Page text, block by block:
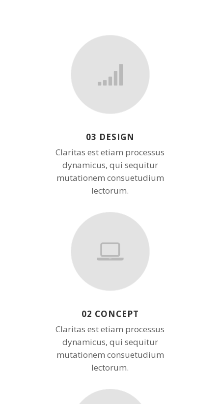
03 DESIGN
Claritas est etiam processus
dynamicus, qui sequitur
mutationem consuetudium
lectorum.
02 CONCEPT
Claritas est etiam processus
dynamicus, qui sequitur
mutationem consuetudium
lectorum.